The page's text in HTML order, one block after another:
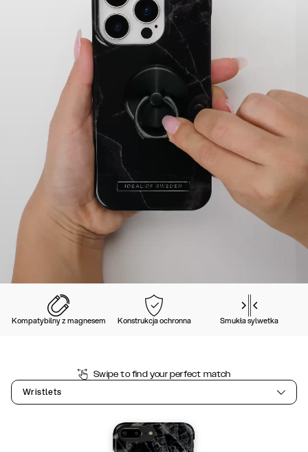
Kompatybilny z magnesem Konstrukcja ochronna Smukła sylwetka
Swipe to find your perfect match
Wristlets